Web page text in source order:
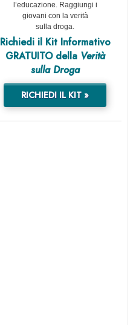
l’educazione. Raggiungi i
giovani con la verità
sulla droga.
Richiedi il Kit Informativo
GRATUITO della Verità
sulla Droga
RICHIEDI IL KIT »